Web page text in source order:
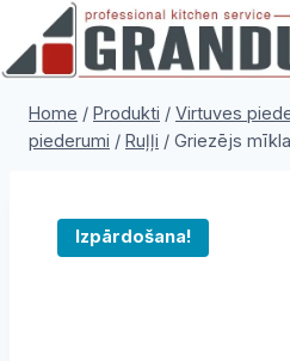
content
Home / Produkti / Virtuves
piederumi / Ruļļi / Griezējs
Izpārdošana!